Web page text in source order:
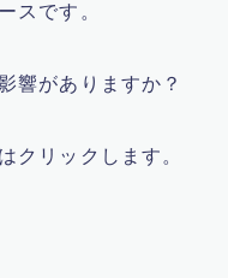
スです。
響がありますか？
クリックします。